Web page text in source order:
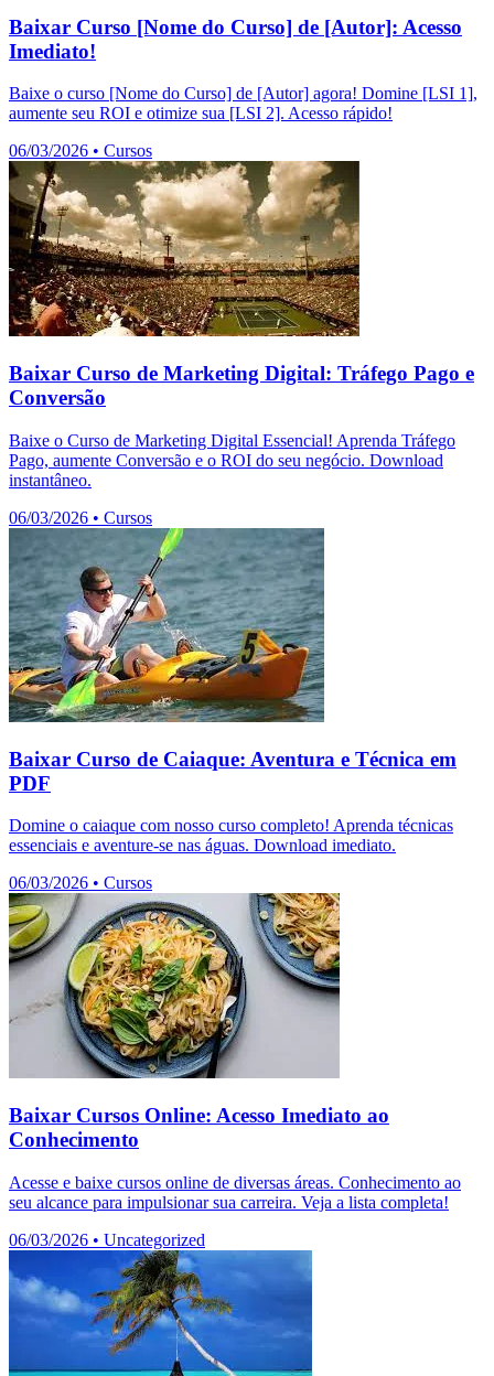
Baixar Curso [Nome do Curso] de [Autor]: Acesso
Imediato!
Baixe o curso [Nome do Curso] de [Autor] agora! Domine [LSI 1],
aumente seu ROI e otimize sua [LSI 2]. Acesso rápido!
06/03/2026 • Cursos
Baixar Curso de Marketing Digital: Tráfego Pago e
Conversão
Baixe o Curso de Marketing Digital Essencial! Aprenda Tráfego
Pago, aumente Conversão e o ROI do seu negócio. Download
instantâneo.
06/03/2026 • Cursos
Baixar Curso de Caiaque: Aventura e Técnica em
PDF
Domine o caiaque com nosso curso completo! Aprenda técnicas
essenciais e aventure-se nas águas. Download imediato.
06/03/2026 • Cursos
Baixar Cursos Online: Acesso Imediato ao
Conhecimento
Acesse e baixe cursos online de diversas áreas. Conhecimento ao
seu alcance para impulsionar sua carreira. Veja a lista completa!
06/03/2026 • Uncategorized